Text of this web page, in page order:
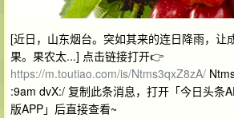
[近日，山东烟台。突如其来的连日降雨，让
果。果农太...] 点击链接打开👉
https://m.toutiao.com/is/Ntms3qxZ8zA/
:9am dvX:/ 复制此条消息，打开「今日头条
版APP」后直接查看~